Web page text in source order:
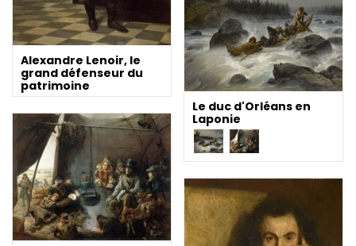
Alexandre Lenoir, le
grand défenseur du
patrimoine
Le duc d'Orléans en
Laponie